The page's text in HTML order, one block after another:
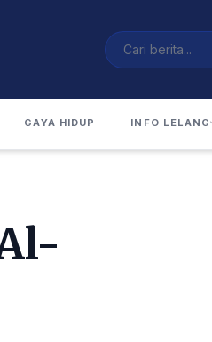
GAYA HIDUP INFO LELANG